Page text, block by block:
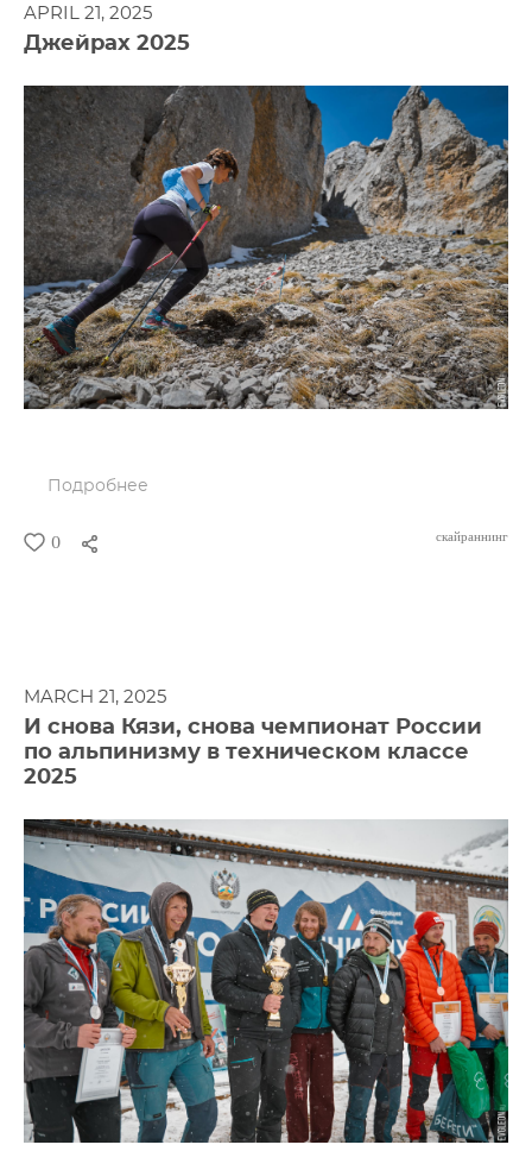
APRIL 21, 2025
Джейрах 2025
Подробнее
0 скайраннинг
MARCH 21, 2025
И снова Кязи, снова чемпионат России
по альпинизму в техническом классе
2025